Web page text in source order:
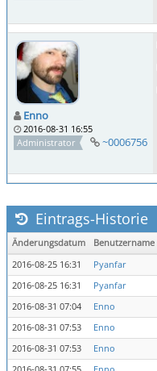
Enno
2016-08-31 16:55
Administrator
~0006756
Eintrags-Historie
Änderungsdatum Benutzername
2016-08-25 16:31
Pyanfar
2016-08-25 16:31
Pyanfar
2016-08-31 07:04
Enno
2016-08-31 07:53
Enno
2016-08-31 07:53
Enno